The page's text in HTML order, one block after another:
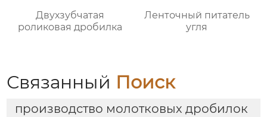
Двухзубчатая
роликовая дробилка
Ленточный питатель
угля
Связанный Поиск
производство молотковых дробилок